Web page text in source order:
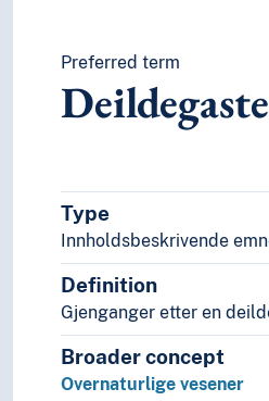
Yōkai
Zombier
Paranormale
Værmerker
Kopilore
Performance
Ritualer
Samtidsfolklore
Ordtaksforskning
Preferred term
Type
Innholdsbeskrivende
Definition
Gjenganger etter en
Broader concept
Overnaturlige vesener